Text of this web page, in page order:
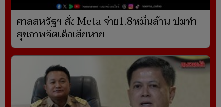
ศาลสหรัฐฯ สั่ง Meta จ่าย1.8หมื่นล้าน ปมทำ
สุขภาพจิตเด็กเสียหาย